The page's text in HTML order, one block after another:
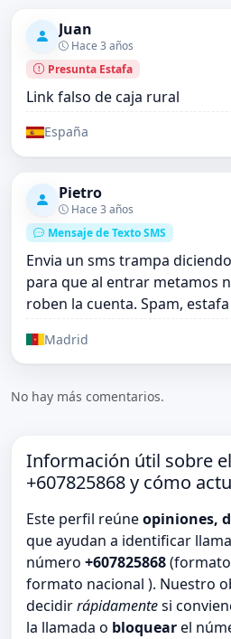
Juan
Hace 3 años
Presunta Estafa
Link falso de caja rural
España
Pietro
Hace 3 años
Mensaje de Texto SMS
Envia un sms trampa
para que al entrar metamos
roben la cuenta. Spam, estafa
Madrid
No hay más comentarios.
Información útil sobre
+607825868 y cómo
Este perfil reúneopiniones,
que ayudan a identificar
número +607825868
formato nacional ). Nuestro
decidirrápidamentesi
la llamada o bloquearel